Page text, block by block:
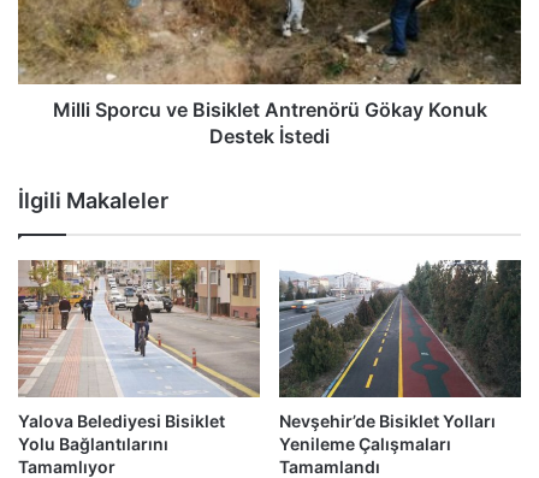
Milli Sporcu ve Bisiklet Antrenörü Gökay Konuk
Destek İstedi
İlgili Makaleler
Yalova Belediyesi Bisiklet
Yolu Bağlantılarını
Tamamlıyor
Nevşehir’de Bisiklet Yolları
Yenileme Çalışmaları
Tamamlandı